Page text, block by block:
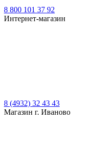
8 800 101 37 92
Интернет-магазин
8 (4932) 32 43 43
Магазин г. Иваново